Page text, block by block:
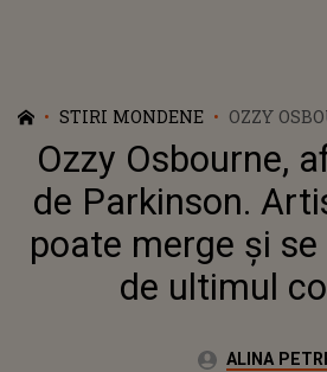
STIRI MONDENE
OZZY
DE
MAI
CONCERT
Ozzy Osbourne,
de Parkinson.
poate merge și
de ultimul
Autor:ALINA